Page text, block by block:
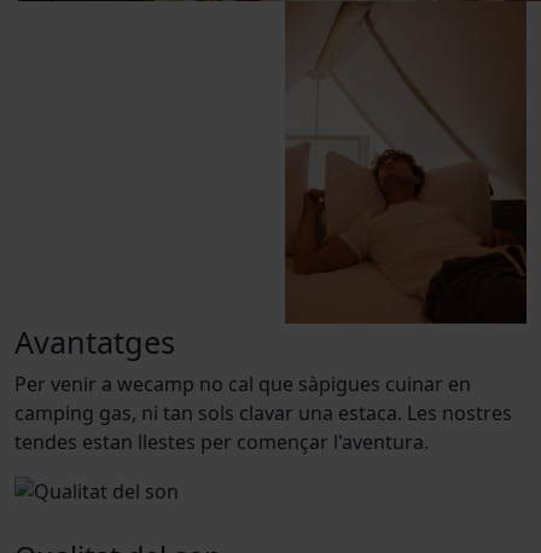
Avantatges
Per venir a wecamp no cal que sàpigues cuinar en
camping gas, ni tan sols clavar una estaca. Les nostres
tendes estan llestes per començar l'aventura.